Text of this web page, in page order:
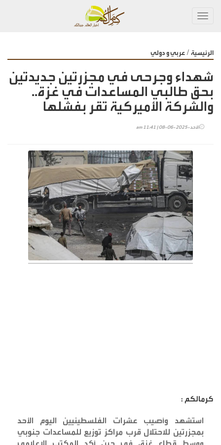
الرئيسية / عربي و دولي
شهداء وجرحى في مجزرتين جديدتين
بحق طالبي المساعدات في غزة..
والشركة الأميركية تقر بفشلها
الأحد-2025-06-08 | 11:41 am
كرمالكم :
استشهد وأصيب عشرات الفلسطينيين اليوم الأحد
بمجزرتين للاحتلال قرب مراكز توزيع للمساعدات جنوبي